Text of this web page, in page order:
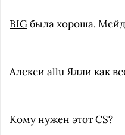
BIGбыла хороша.
Алекси alluЯлли как
Кому нужен этот CS?